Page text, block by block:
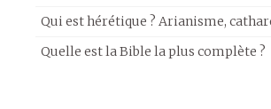
Qui est hérétique ? Arianisme,
Quelle est la Bible la plus complète ?